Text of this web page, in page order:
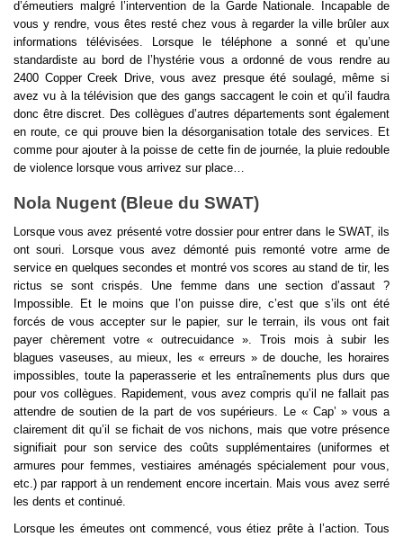
d’émeutiers malgré l’intervention de la Garde Nationale. Incapable de
vous y rendre, vous êtes resté chez vous à regarder la ville brûler aux
informations télévisées. Lorsque le téléphone a sonné et qu’une
standardiste au bord de l’hystérie vous a ordonné de vous rendre au
2400 Copper Creek Drive, vous avez presque été soulagé, même si
avez vu à la télévision que des gangs saccagent le coin et qu’il faudra
donc être discret. Des collègues d’autres départements sont également
en route, ce qui prouve bien la désorganisation totale des services. Et
comme pour ajouter à la poisse de cette fin de journée, la pluie redouble
de violence lorsque vous arrivez sur place…
Nola Nugent (Bleue du SWAT)
Lorsque vous avez présenté votre dossier pour entrer dans le SWAT, ils
ont souri. Lorsque vous avez démonté puis remonté votre arme de
service en quelques secondes et montré vos scores au stand de tir, les
rictus se sont crispés. Une femme dans une section d’assaut ?
Impossible. Et le moins que l’on puisse dire, c’est que s’ils ont été
forcés de vous accepter sur le papier, sur le terrain, ils vous ont fait
payer chèrement votre « outrecuidance ». Trois mois à subir les
blagues vaseuses, au mieux, les « erreurs » de douche, les horaires
impossibles, toute la paperasserie et les entraînements plus durs que
pour vos collègues. Rapidement, vous avez compris qu’il ne fallait pas
attendre de soutien de la part de vos supérieurs. Le « Cap’ » vous a
clairement dit qu’il se fichait de vos nichons, mais que votre présence
signifiait pour son service des coûts supplémentaires (uniformes et
armures pour femmes, vestiaires aménagés spécialement pour vous,
etc.) par rapport à un rendement encore incertain. Mais vous avez serré
les dents et continué.
Lorsque les émeutes ont commencé, vous étiez prête à l’action. Tous